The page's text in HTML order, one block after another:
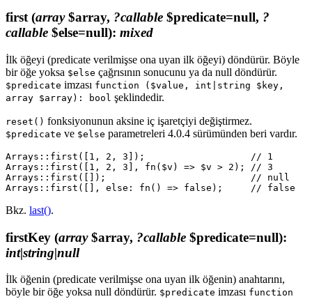
first (array$array, ?callable $predicate=null, ?
callable $else=null): mixed
İlk öğeyi (predicate verilmişse ona uyan ilk öğeyi) döndürür. Böyle
bir öğe yoksa $else çağrısının sonucunu ya da null döndürür.
$predicate imzası function ($value, int|string $key,
array $array): bool şeklindedir.
reset() fonksiyonunun aksine iç işaretçiyi değiştirmez.
$predicate ve $else parametreleri 4.0.4 sürümünden beri vardır.
Arrays::first([1, 2, 3]);                   // 1
Arrays::first([1, 2, 3], fn($v) => $v > 2); // 3
Arrays::first([]);                          // null
Bkz. last().
firstKey (array$array, ?callable $predicate=null):
int|string|null
İlk öğenin (predicate verilmişse ona uyan ilk öğenin) anahtarını,
böyle bir öğe yoksa null döndürür. $predicate imzası function